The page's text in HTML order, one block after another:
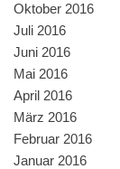
Oktober 2016
Juli 2016
Juni 2016
Mai 2016
April 2016
März 2016
Februar 2016
Januar 2016